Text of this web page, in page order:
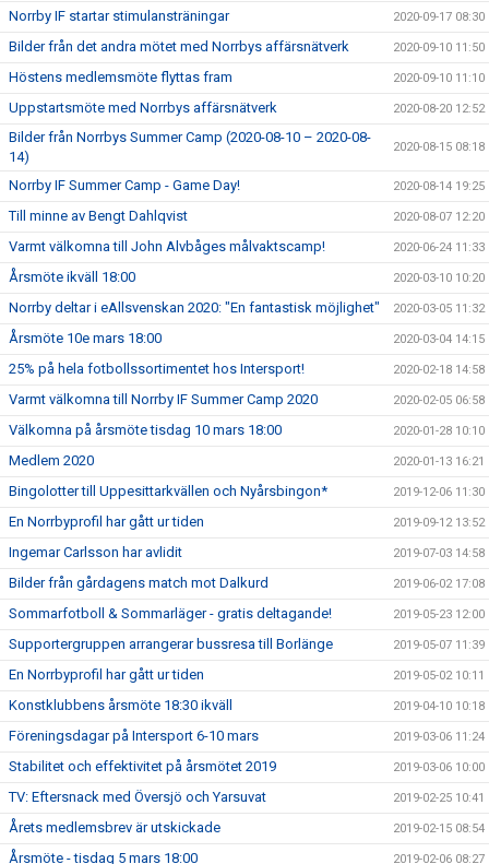
Norrby IF startar stimulansträningar 2020-09-17 08:30
Bilder från det andra mötet med Norrbys affärsnätverk 2020-09-10 11:50
Höstens medlemsmöte flyttas fram 2020-09-10 11:10
Uppstartsmöte med Norrbys affärsnätverk 2020-08-20 12:52
Bilder från Norrbys Summer Camp (2020-08-10 – 2020-08-
14)
2020-08-15 08:18
Norrby IF Summer Camp - Game Day! 2020-08-14 19:25
Till minne av Bengt Dahlqvist 2020-08-07 12:20
Varmt välkomna till John Alvbåges målvaktscamp! 2020-06-24 11:33
Årsmöte ikväll 18:00 2020-03-10 10:20
Norrby deltar i eAllsvenskan 2020: "En fantastisk möjlighet" 2020-03-05 11:32
Årsmöte 10e mars 18:00 2020-03-04 14:15
25% på hela fotbollssortimentet hos Intersport! 2020-02-18 14:58
Varmt välkomna till Norrby IF Summer Camp 2020 2020-02-05 06:58
Välkomna på årsmöte tisdag 10 mars 18:00 2020-01-28 10:10
Medlem 2020 2020-01-13 16:21
Bingolotter till Uppesittarkvällen och Nyårsbingon* 2019-12-06 11:30
En Norrbyprofil har gått ur tiden 2019-09-12 13:52
Ingemar Carlsson har avlidit 2019-07-03 14:58
Bilder från gårdagens match mot Dalkurd 2019-06-02 17:08
Sommarfotboll & Sommarläger - gratis deltagande! 2019-05-23 12:00
Supportergruppen arrangerar bussresa till Borlänge 2019-05-07 11:39
En Norrbyprofil har gått ur tiden 2019-05-02 10:11
Konstklubbens årsmöte 18:30 ikväll 2019-04-10 10:18
Föreningsdagar på Intersport 6-10 mars 2019-03-06 11:24
Stabilitet och effektivitet på årsmötet 2019 2019-03-06 10:00
TV: Eftersnack med Översjö och Yarsuvat 2019-02-25 10:41
Årets medlemsbrev är utskickade 2019-02-15 08:54
Årsmöte - tisdag 5 mars 18:00 2019-02-06 08:27